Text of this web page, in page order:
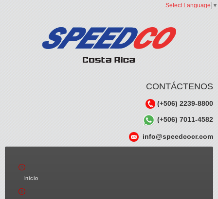
Select Language ▼
CONTÁCTENOS
(+506) 2239-8800
(+506) 7011-4582
info@speedcocr.com
Inicio